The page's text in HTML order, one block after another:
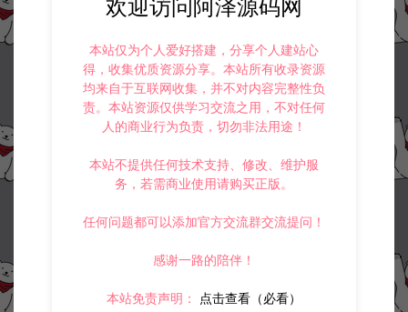
欢迎访问阿泽源码网
本站仅为个人爱好搭建，分享个人建站心
得，收集优质资源分享。本站所有收录资源
均来自于互联网收集，并不对内容完整性负
责。本站资源仅供学习交流之用，不对任何
人的商业行为负责，切勿非法用途！
本站不提供任何技术支持、修改、维护服
务，若需商业使用请购买正版。
任何问题都可以添加官方交流群交流提问！
感谢一路的陪伴！
本站免责声明： 点击查看（必看）